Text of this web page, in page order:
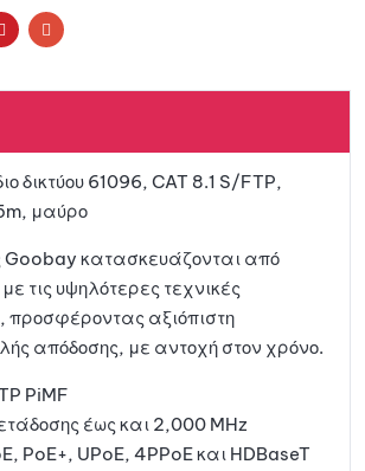
αγαπη
μένων
PinterestEmail
δικτύου 61096, CAT 8.1 S/FTP,
μαύρο
Goobay κατασκευάζονται από
τις υψηλότερες τεχνικές
αξιόπιστη
απόδοσης, με αντοχή στον χρόνο.
PiMF
έως και 2,000 MHz
PoE+, UPoE, 4PPoE και HDBaseT